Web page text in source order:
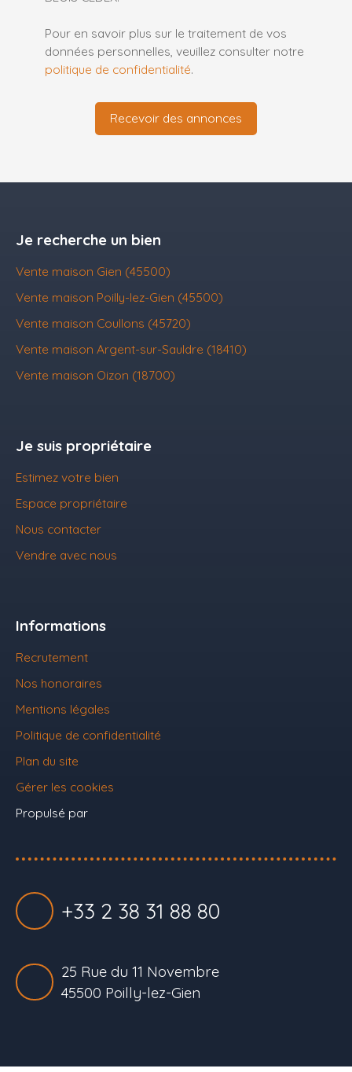
Pour en savoir plus sur le traitement de vos
données personnelles, veuillez consulter notre
politique de confidentialité.
Recevoir des annonces
Je recherche un bien
Vente maison Gien (45500)
Vente maison Poilly-lez-Gien (45500)
Vente maison Coullons (45720)
Vente maison Argent-sur-Sauldre (18410)
Vente maison Oizon (18700)
Je suis propriétaire
Estimez votre bien
Espace propriétaire
Nous contacter
Vendre avec nous
Informations
Recrutement
Nos honoraires
Mentions légales
Politique de confidentialité
Plan du site
Gérer les cookies
Propulsé par
+33 2 38 31 88 80
25 Rue du 11 Novembre
45500 Poilly-lez-Gien